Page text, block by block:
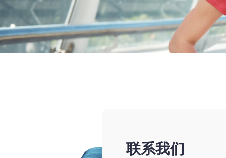
联系我们